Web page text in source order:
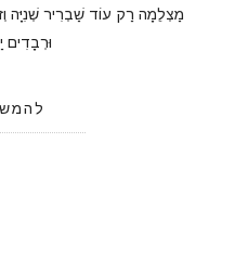
מַצְלֵמָה רַק עוֹד שַׁבְרִיר שְׁנִיָּה